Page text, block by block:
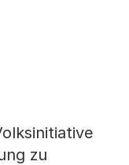
zu